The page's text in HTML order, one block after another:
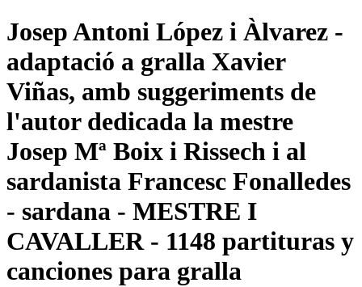
Josep Antoni López i Àlvarez -
adaptació a gralla Xavier
Viñas, amb suggeriments de
l'autor dedicada la mestre
Josep Mª Boix i Rissech i al
sardanista Francesc Fonalledes
- sardana - MESTRE I
CAVALLER - 1148 partituras y
canciones para gralla